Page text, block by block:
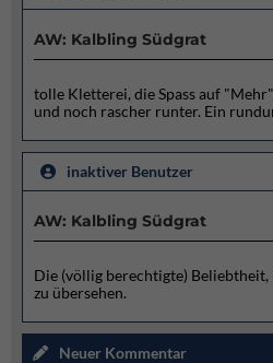
AW: Kalbling Südgrat
tolle Kletterei, die Spass auf
und noch rascher runter. Ein
inaktiver Benutzer
AW: Kalbling Südgrat
Die (völlig berechtigte)
zu übersehen.
Neuer Kommentar